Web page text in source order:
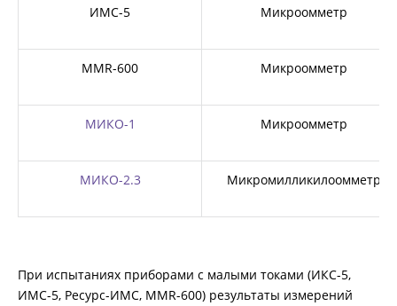
ИМС-5 Микроомметр
MMR-600 Микроомметр
МИКО-1 Микроомметр
МИКО-2.3 Микромилликилоомметр
При испытаниях приборами с малыми токами (ИКС-5,
ИМС-5, Ресурс-ИМС, MMR-600) результаты измерений